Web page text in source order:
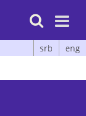

srb eng